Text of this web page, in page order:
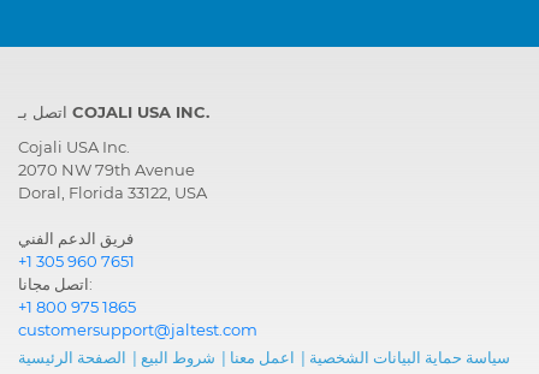
اتصل بـ COJALI USA INC.
Cojali USA Inc.
2070 NW 79th Avenue
Doral, Florida 33122, USA
فريق الدعم الفني
+1 305 960 7651
اتصل مجانا:
+1 800 975 1865
customersupport@jaltest.com
الصفحة الرئيسية | شروط البيع | اعمل معنا | سياسة حماية البيانات الشخصية